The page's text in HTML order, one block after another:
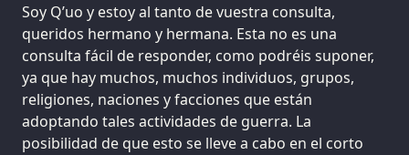
Soy Q’uo y estoy al tanto de vuestra consulta,
queridos hermano y hermana. Esta no es una
consulta fácil de responder, como podréis suponer,
ya que hay muchos, muchos individuos, grupos,
religiones, naciones y facciones que están
adoptando tales actividades de guerra. La
posibilidad de que esto se lleve a cabo en el corto